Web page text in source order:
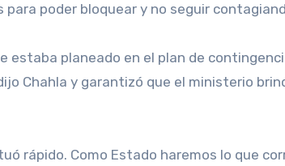
poder bloquear y no seguir
planeado en el plan de
Chahla y garantizó que el ministerio
rápido. Como Estado haremos lo que